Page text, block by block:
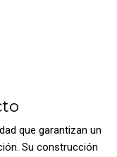
que garantizan un
Su construcción